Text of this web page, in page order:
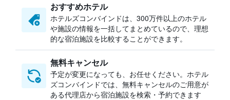
おすすめホテル
ホテルズコンバインドは、300万件以上のホテル
や施設の情報を一括してまとめているので、理想
的な宿泊施設を比較することができます。
無料キャンセル
予定が変更になっても、お任せください。ホテル
ズコンバインドでは、無料キャンセルのご用意が
ある代理店から宿泊施設を検索・予約できます